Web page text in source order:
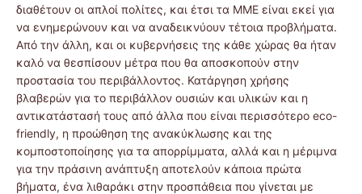
διαθέτουν οι απλοί πολίτες, και έτσι τα ΜΜΕ είναι εκεί για
να ενημερώνουν και να αναδεικνύουν τέτοια προβλήματα.
Από την άλλη, και οι κυβερνήσεις της κάθε χώρας θα ήταν
καλό να θεσπίσουν μέτρα που θα αποσκοπούν στην
προστασία του περιβάλλοντος. Κατάργηση χρήσης
βλαβερών για το περιβάλλον ουσιών και υλικών και η
αντικατάστασή τους από άλλα που είναι περισσότερο eco-
friendly, η προώθηση της ανακύκλωσης και της
κομποστοποίησης για τα απορρίμματα, αλλά και η μέριμνα
για την πράσινη ανάπτυξη αποτελούν κάποια πρώτα
βήματα, ένα λιθαράκι στην προσπάθεια που γίνεται με